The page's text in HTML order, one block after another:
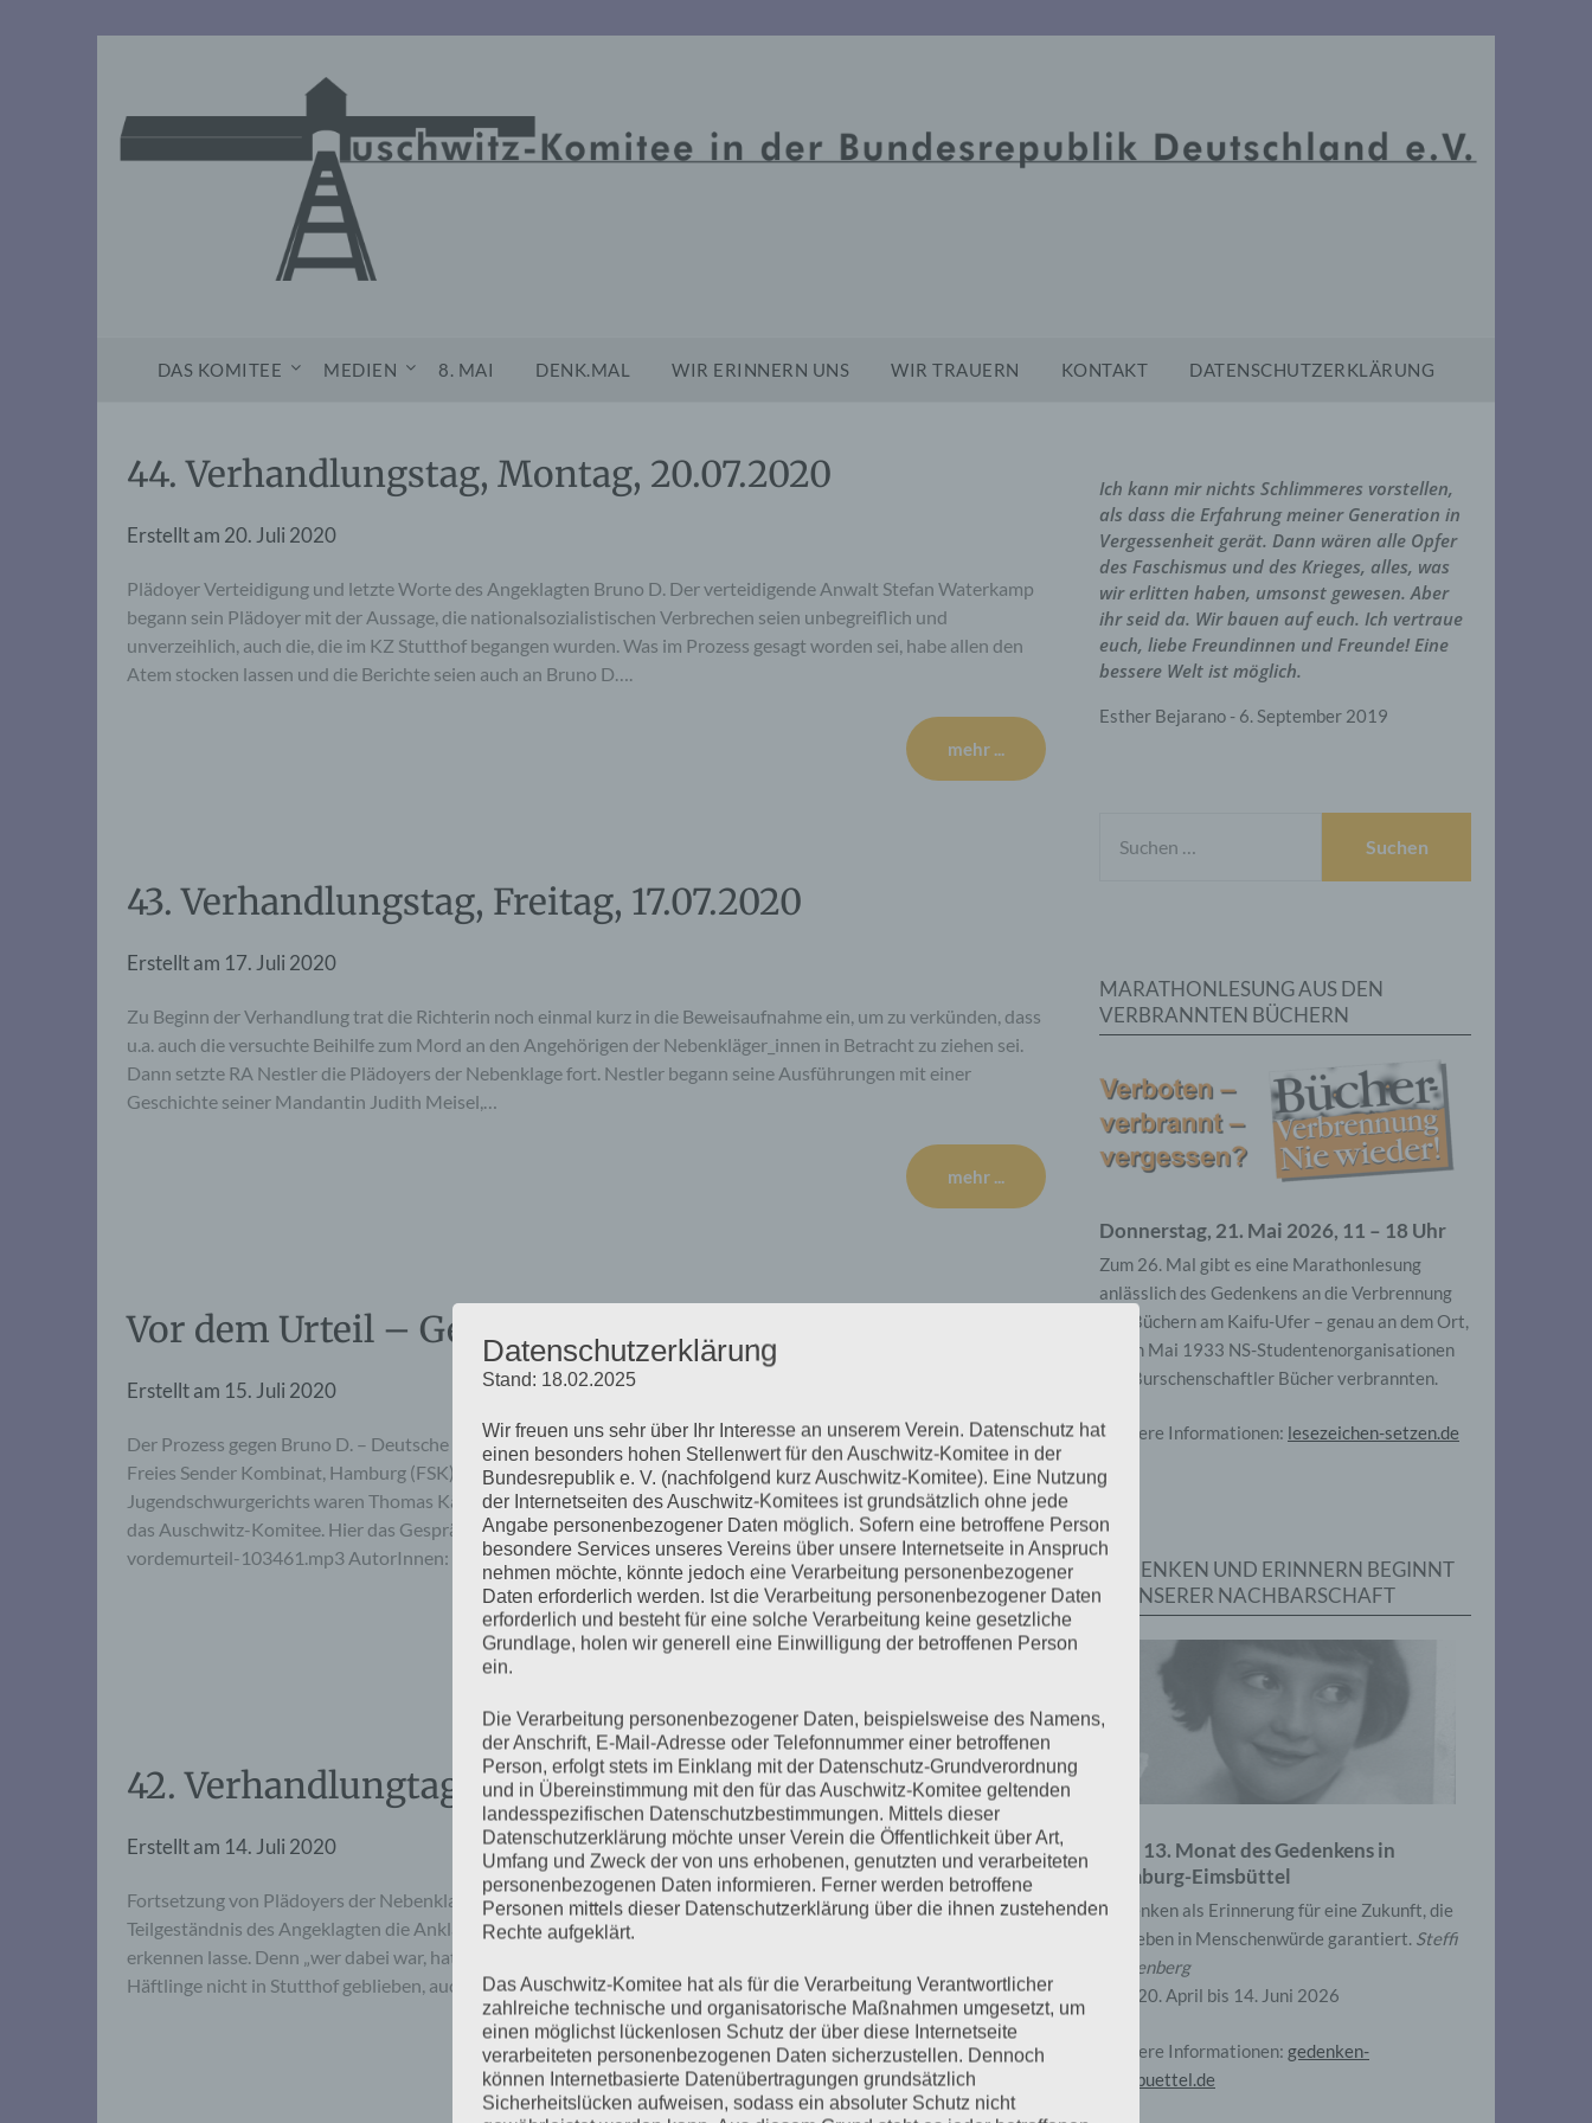
DAS KOMITEE MEDIEN 8. MAI DENK.MAL WIR ERINNERN UNS WIR TRAUERN KONTAKT DATENSCHUTZERKLÄRUNG
44. Verhandlungstag, Montag, 20.07.2020
Erstellt am 20. Juli 2020
Plädoyer Verteidigung und letzte Worte des Angeklagten Bruno D. Der verteidigende Anwalt Stefan Waterkamp
begann sein Plädoyer mit der Aussage, die nationalsozialistischen Verbrechen seien unbegreiflich und
unverzeihlich, auch die, die im KZ Stutthof begangen wurden. Was im Prozess gesagt worden sei, habe allen den
Atem stocken lassen und die Berichte seien auch an Bruno D….
mehr ...
43. Verhandlungstag, Freitag, 17.07.2020
Erstellt am 17. Juli 2020
Zu Beginn der Verhandlung trat die Richterin noch einmal kurz in die Beweisaufnahme ein, um zu verkünden, dass
u.a. auch die versuchte Beihilfe zum Mord an den Angehörigen der Nebenkläger_innen in Betracht zu ziehen sei.
Dann setzte RA Nestler die Plädoyers der Nebenklage fort. Nestler begann seine Ausführungen mit einer
Geschichte seiner Mandantin Judith Meisel,…
mehr ...
Vor dem Urteil – Gespräch zum Stutthof Prozess
Erstellt am 15. Juli 2020
Der Prozess gegen Bruno D. – Deutsche Justiz und die Perspektive der Verfolgten Im Gespräch mit dem Radio
Freies Sender Kombinat, Hamburg (FSK) anlässlich des Stutthof-Prozesses vor der Großen Strafkammer 17 des
Jugendschwurgerichts waren Thomas Käpernick für die Arbeitsgemeinschaft Neuengamme und Helga Obens für
das Auschwitz-Komitee. Hier das Gespräch zum Anhören: https://www.freie-radios.net/mp3/20200716-
vordemurteil-103461.mp3 AutorInnen: Nachmittagsmagazin für…
mehr ...
42. Verhandlungtag, Dienstag, 14.07.2020
Erstellt am 14. Juli 2020
Fortsetzung von Plädoyers der Nebenklagevertretung Es begann der Anwalt Barba. Juristisch sei durch das
Teilgeständnis des Angeklagten die Anklage bestätigt worden, auch wenn der Angeklagte kein Schuldbewusstsein
erkennen lasse. Denn „wer dabei war, hat sich schuldig gemacht. Ohne den Dienst der Bewacher wären die KZ-
Häftlinge nicht in Stutthof geblieben, auch wenn der Angeklagte nur das…
mehr ...
Ich kann mir nichts Schlimmeres vorstellen,
als dass die Erfahrung meiner Generation in
Vergessenheit gerät. Dann wären alle Opfer
des Faschismus und des Krieges, alles, was
wir erlitten haben, umsonst gewesen. Aber
ihr seid da. Wir bauen auf euch. Ich vertraue
euch, liebe Freundinnen und Freunde! Eine
bessere Welt ist möglich.
Esther Bejarano - 6. September 2019
NACH:
MARATHONLESUNG AUS DEN
VERBRANNTEN BÜCHERN
Donnerstag, 21. Mai 2026, 11 – 18 Uhr
Zum 26. Mal gibt es eine Marathonlesung
anlässlich des Gedenkens an die Verbrennung
von Büchern am Kaifu-Ufer – genau an dem Ort,
wo im Mai 1933 NS-Studentenorganisationen
und Burschenschaftler Bücher verbrannten.
Weitere Informationen: lesezeichen-setzen.de
GEDENKEN UND ERINNERN BEGINNT
IN UNSERER NACHBARSCHAFT
Zum 13. Monat des Gedenkens in
Hamburg-Eimsbüttel
Gedenken als Erinnerung für eine Zukunft, die
ein Leben in Menschenwürde garantiert. Steffi
Wittenberg
Vom 20. April bis 14. Juni 2026
Weitere Informationen: gedenken-
eimsbuettel.de
Datenschutzerklärung
Stand: 18.02.2025
Wir freuen uns sehr über Ihr Interesse an unserem Verein. Datenschutz hat
einen besonders hohen Stellenwert für den Auschwitz-Komitee in der
Bundesrepublik e. V. (nachfolgend kurz Auschwitz-Komitee). Eine Nutzung
der Internetseiten des Auschwitz-Komitees ist grundsätzlich ohne jede
Angabe personenbezogener Daten möglich. Sofern eine betroffene Person
besondere Services unseres Vereins über unsere Internetseite in Anspruch
nehmen möchte, könnte jedoch eine Verarbeitung personenbezogener
Daten erforderlich werden. Ist die Verarbeitung personenbezogener Daten
erforderlich und besteht für eine solche Verarbeitung keine gesetzliche
Grundlage, holen wir generell eine Einwilligung der betroffenen Person
ein.
Die Verarbeitung personenbezogener Daten, beispielsweise des Namens,
der Anschrift, E-Mail-Adresse oder Telefonnummer einer betroffenen
Person, erfolgt stets im Einklang mit der Datenschutz-Grundverordnung
und in Übereinstimmung mit den für das Auschwitz-Komitee geltenden
landesspezifischen Datenschutzbestimmungen. Mittels dieser
Datenschutzerklärung möchte unser Verein die Öffentlichkeit über Art,
Umfang und Zweck der von uns erhobenen, genutzten und verarbeiteten
personenbezogenen Daten informieren. Ferner werden betroffene
Personen mittels dieser Datenschutzerklärung über die ihnen zustehenden
Rechte aufgeklärt.
Das Auschwitz-Komitee hat als für die Verarbeitung Verantwortlicher
zahlreiche technische und organisatorische Maßnahmen umgesetzt, um
einen möglichst lückenlosen Schutz der über diese Internetseite
verarbeiteten personenbezogenen Daten sicherzustellen. Dennoch
können Internetbasierte Datenübertragungen grundsätzlich
Sicherheitslücken aufweisen, sodass ein absoluter Schutz nicht